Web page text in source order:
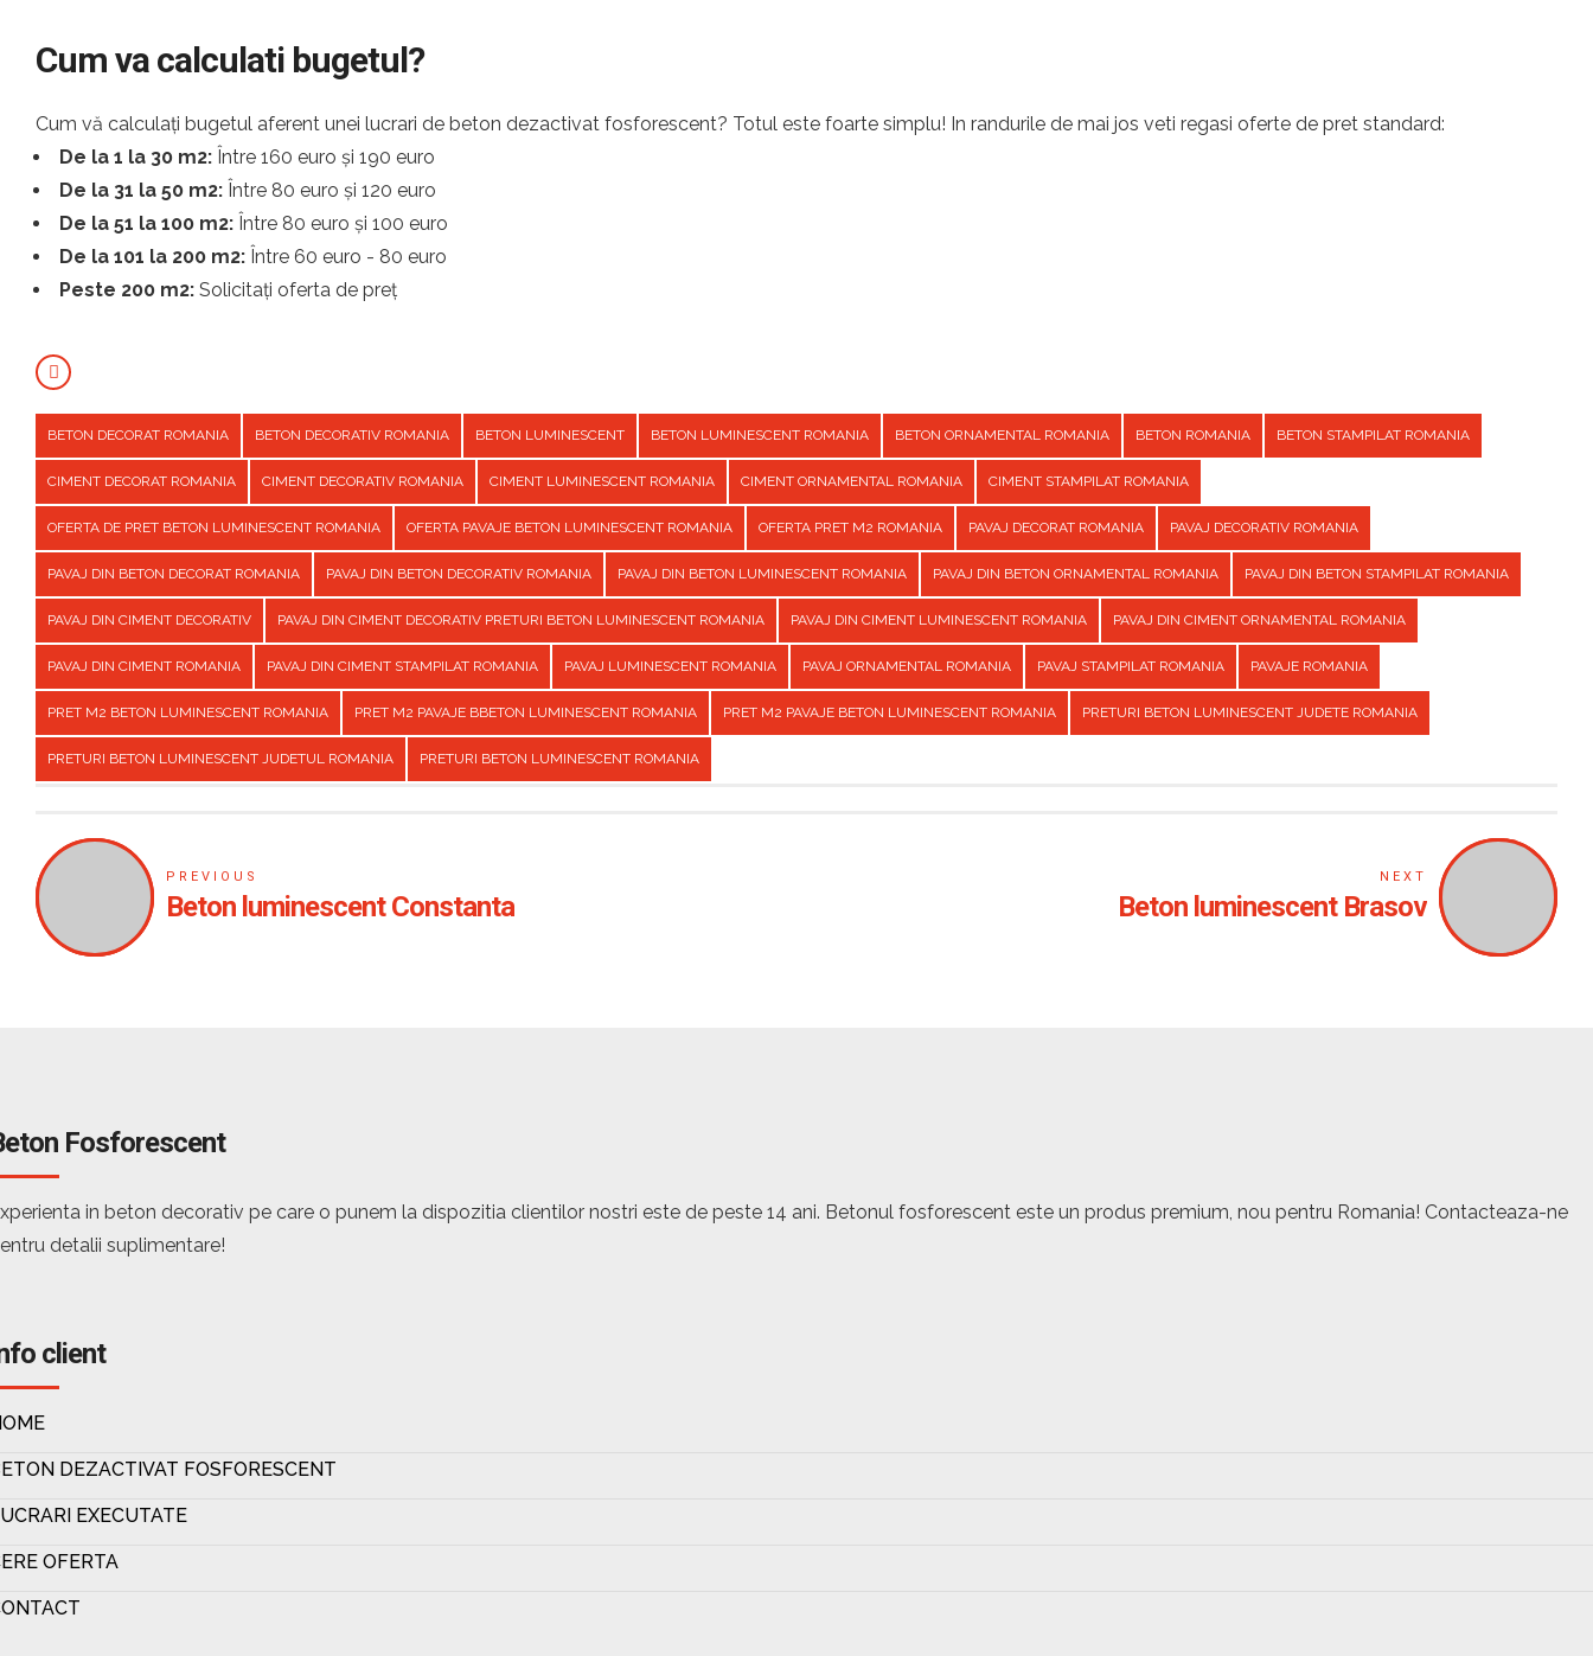
Cum va calculati bugetul?
Cum vă calculați bugetul aferent unei lucrari de beton dezactivat fosforescent? Totul este foarte simplu! In randurile de mai jos veti regasi oferte de pret standard:
De la 1 la 30 m2: Între 160 euro și 190 euro
De la 31 la 50 m2: Între 80 euro și 120 euro
De la 51 la 100 m2: Între 80 euro și 100 euro
De la 101 la 200 m2: Între 60 euro - 80 euro
Peste 200 m2: Solicitați oferta de preț
BETON DECORAT ROMANIA BETON DECORATIV ROMANIA BETON LUMINESCENT BETON LUMINESCENT ROMANIA BETON ORNAMENTAL ROMANIA BETON ROMANIA BETON STAMPILAT ROMANIA
CIMENT DECORAT ROMANIA CIMENT DECORATIV ROMANIA CIMENT LUMINESCENT ROMANIA CIMENT ORNAMENTAL ROMANIA CIMENT STAMPILAT ROMANIA
OFERTA DE PRET BETON LUMINESCENT ROMANIA OFERTA PAVAJE BETON LUMINESCENT ROMANIA OFERTA PRET M2 ROMANIA PAVAJ DECORAT ROMANIA PAVAJ DECORATIV ROMANIA
PAVAJ DIN BETON DECORAT ROMANIA PAVAJ DIN BETON DECORATIV ROMANIA PAVAJ DIN BETON LUMINESCENT ROMANIA PAVAJ DIN BETON ORNAMENTAL ROMANIA PAVAJ DIN BETON STAMPILAT ROMANIA
PAVAJ DIN CIMENT DECORATIV PAVAJ DIN CIMENT DECORATIV PRETURI BETON LUMINESCENT ROMANIA PAVAJ DIN CIMENT LUMINESCENT ROMANIA PAVAJ DIN CIMENT ORNAMENTAL ROMANIA
PAVAJ DIN CIMENT ROMANIA PAVAJ DIN CIMENT STAMPILAT ROMANIA PAVAJ LUMINESCENT ROMANIA PAVAJ ORNAMENTAL ROMANIA PAVAJ STAMPILAT ROMANIA PAVAJE ROMANIA
PRET M2 BETON LUMINESCENT ROMANIA PRET M2 PAVAJE BBETON LUMINESCENT ROMANIA PRET M2 PAVAJE BETON LUMINESCENT ROMANIA PRETURI BETON LUMINESCENT JUDETE ROMANIA
PRETURI BETON LUMINESCENT JUDETUL ROMANIA PRETURI BETON LUMINESCENT ROMANIA
PREVIOUS
Beton luminescent Constanta
NEXT
Beton luminescent Brasov
Fosforescent
in beton decorativ pe care o punem la dispozitia clientilor nostri este de peste 14 ani. Betonul fosforescent este un produs premium, nou pentru Romania! Contacteaza-ne
detalii suplimentare!
client
DEZACTIVAT FOSFORESCENT
EXECUTATE
OFERTA